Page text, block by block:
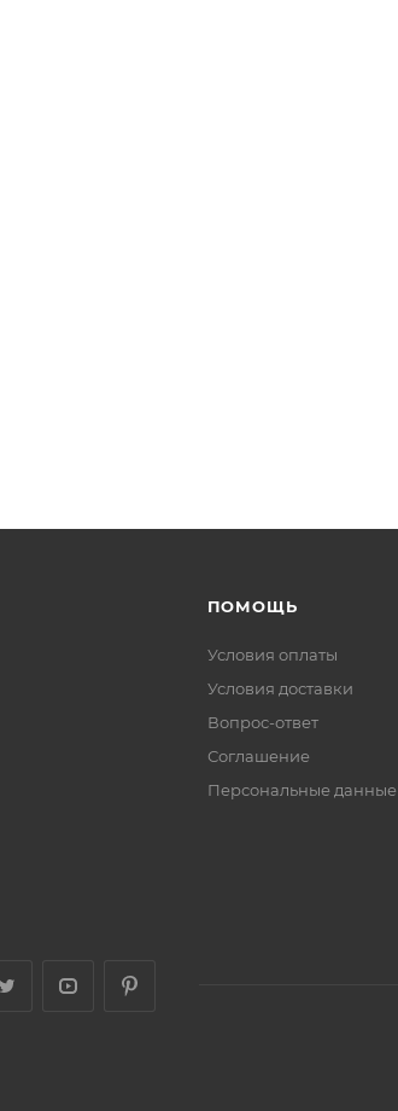
ПОМОЩЬ
Условия оплаты
Условия доставки
Вопрос-ответ
Соглашение
Персональные данные